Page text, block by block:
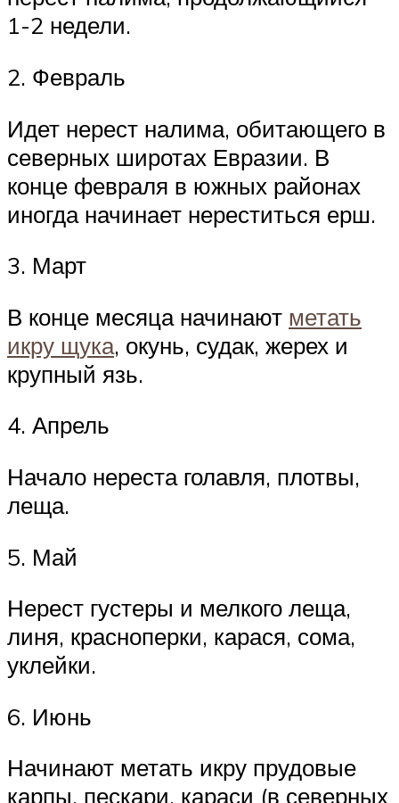
1-2 недели.
2. Февраль
Идет нерест налима, обитающего в
северных широтах Евразии. В
конце февраля в южных районах
иногда начинает нереститься ерш.
3. Март
В конце месяца начинают метать
икру щука, окунь, судак, жерех и
крупный язь.
4. Апрель
Начало нереста голавля, плотвы,
леща.
5. Май
Нерест густеры и мелкого леща,
линя, красноперки, карася, сома,
уклейки.
6. Июнь
Начинают метать икру прудовые
карпы, пескари, караси (в северных